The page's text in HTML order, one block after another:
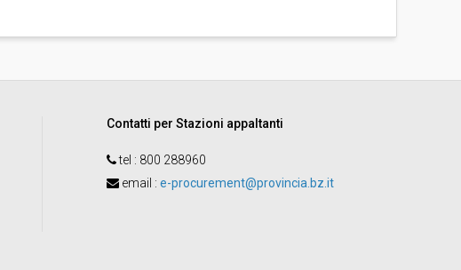
Contatti per Stazioni appaltanti
tel : 800 288960
email : e-procurement@provincia.bz.it